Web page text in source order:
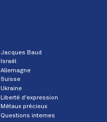
Jacques Baud
Israël
Allemagne
Suisse
Ukraine
Liberté d'expression
Métaux précieux
Questions internes